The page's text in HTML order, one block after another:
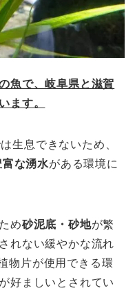
魚で、岐阜県と滋賀
ます。
生息できないため、
富な湧水がある環境に
め砂泥底・砂地が繁
れない緩やかな流れ
物片が使用できる環
好ましいとされてい